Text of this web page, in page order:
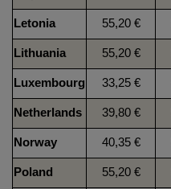
Letonia 55,20 €
Lithuania 55,20 €
Luxembourg 33,25 €
Netherlands 39,80 €
Norway 40,35 €
Poland 55,20 €